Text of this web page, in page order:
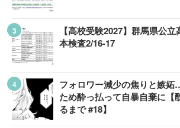
【高校受験2027】群馬県公
本検査2/16-17
フォロワー減少の焦りと嫉
ため酔っ払って自暴自棄に【
るまで #18】